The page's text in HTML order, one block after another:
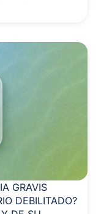
GRAVIS
DEBILITADO?